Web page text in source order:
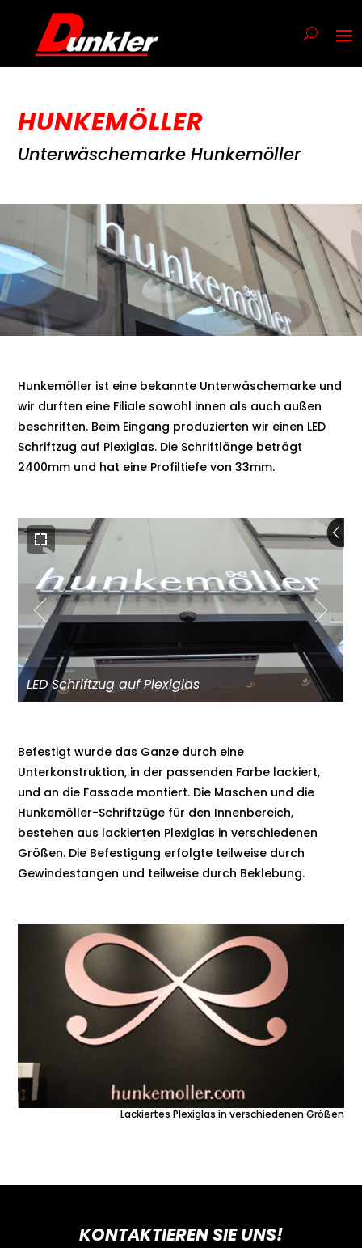
HUNKEMÖLLER
Unterwäschemarke Hunkemöller
Hunkemöller ist eine bekannte Unterwäschemarke und
wir durften eine Filiale sowohl innen als auch außen
beschriften. Beim Eingang produzierten wir einen LED
Schriftzug auf Plexiglas. Die Schriftlänge beträgt
2400mm und hat eine Profiltiefe von 33mm.
LED Schriftzug auf Plexiglas
Befestigt wurde das Ganze durch eine
Unterkonstruktion, in der passenden Farbe lackiert,
und an die Fassade montiert. Die Maschen und die
Hunkemöller-Schriftzüge für den Innenbereich,
bestehen aus lackierten Plexiglas in verschiedenen
Größen. Die Befestigung erfolgte teilweise durch
Gewindestangen und teilweise durch Beklebung.
Lackiertes Plexiglas in verschiedenen Größen
KONTAKTIEREN SIE UNS!